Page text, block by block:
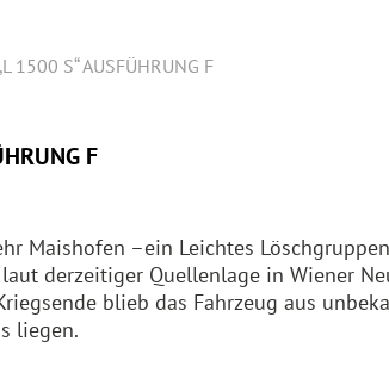
1500 S“ AUSFÜHRUNG F
F
Maishofen –ein Leichtes
derzeitiger Quellenlage in Wiener
blieb das Fahrzeug aus
liegen.